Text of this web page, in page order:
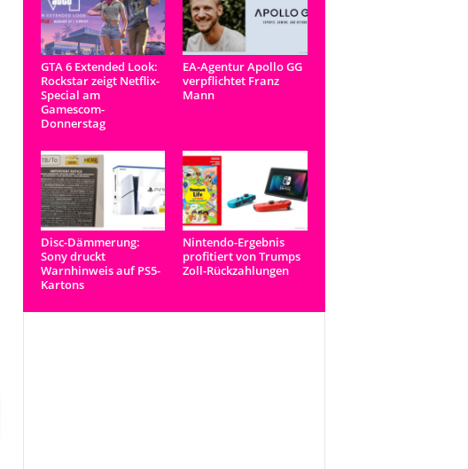
GTA 6 Extended Look:
Rockstar zeigt Netflix-
Special am
Gamescom-
Donnerstag
EA-Agentur Apollo GG
verpflichtet Franz
Mann
Disc-Dämmerung:
Sony druckt
Warnhinweis auf PS5-
Kartons
Nintendo-Ergebnis
profitiert von Trumps
Zoll-Rückzahlungen